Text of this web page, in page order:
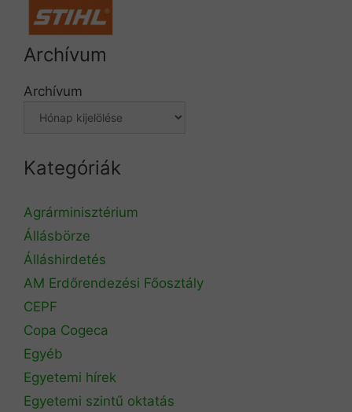
Archívum
Archívum
Kategóriák
Agrárminisztérium
Állásbörze
Álláshirdetés
AM Erdőrendezési Főosztály
CEPF
Copa Cogeca
Egyéb
Egyetemi hírek
Egyetemi szintű oktatás